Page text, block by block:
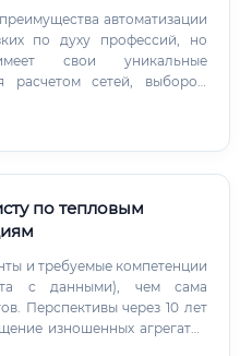
автоматизации
по духу профессий, но
свои уникальные
расчетом сетей, выбором
по тепловым
и требуемые компетенции
с данными), чем сама
Перспективы через 10 лет
изношенных агрегатов